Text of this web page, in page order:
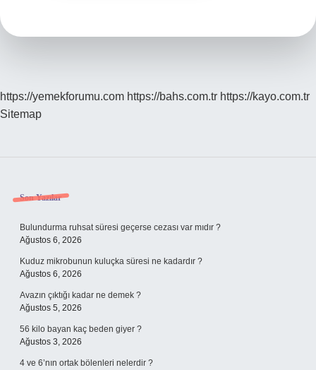
https://yemekforumu.com https://bahs.com.tr https://kayo.com.tr
Sitemap
Sidebar
Son Yazılar
Bulundurma ruhsat süresi geçerse cezası var mıdır ?
Ağustos 6, 2026
Kuduz mikrobunun kuluçka süresi ne kadardır ?
Ağustos 6, 2026
Avazın çıktığı kadar ne demek ?
Ağustos 5, 2026
56 kilo bayan kaç beden giyer ?
Ağustos 3, 2026
4 ve 6’nın ortak bölenleri nelerdir ?